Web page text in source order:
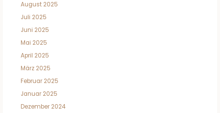
August 2025
Juli 2025
Juni 2025
Mai 2025
April 2025
März 2025
Februar 2025
Januar 2025
Dezember 2024